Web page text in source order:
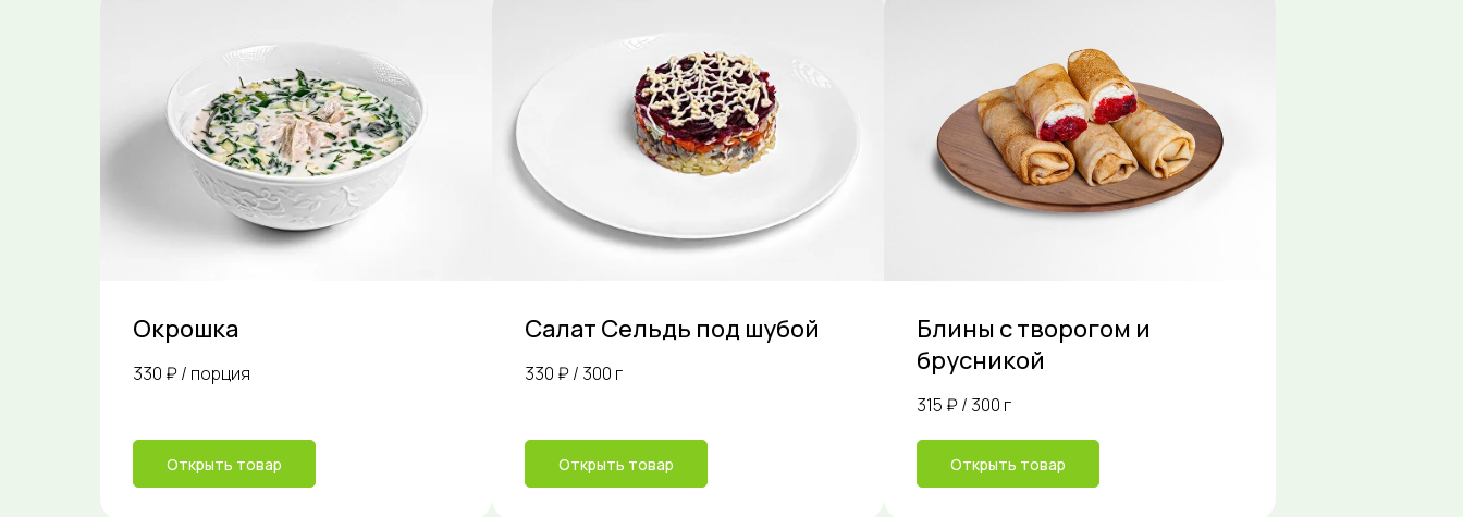
Окрошка
330 ₽ / порция
Открыть товар
Салат Сельдь под шубой
330 ₽ / 300 г
Открыть товар
Блины с творогом и
брусникой
315 ₽ / 300 г
Открыть товар